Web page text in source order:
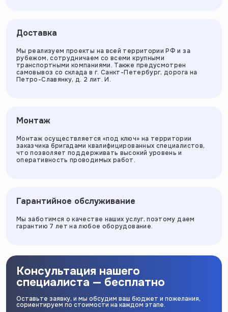
Доставка
Мы реализуем проекты на всей территории РФ и за
рубежом, сотрудничаем со всеми крупными
транспортными компаниями. Также предусмотрен
самовывоз со склада в г. Санкт-Петербург, дорога на
Петро-Славянку, д. 2 лит. И.
Монтаж
Монтаж осуществляется «под ключ» на территории
заказчика бригадами квалифицированных специалистов,
что позволяет поддерживать высокий уровень и
оперативность проводимых работ.
Гарантийное обслуживание
Мы заботимся о качестве наших услуг, поэтому даем
гарантию 7 лет на любое оборудование.
Консультация нашего
специалиста — бесплатно
Оставьте заявку, и мы обсудим ваш бюджет и пожелания,
сориентируем по стоимости на каждом этапе.